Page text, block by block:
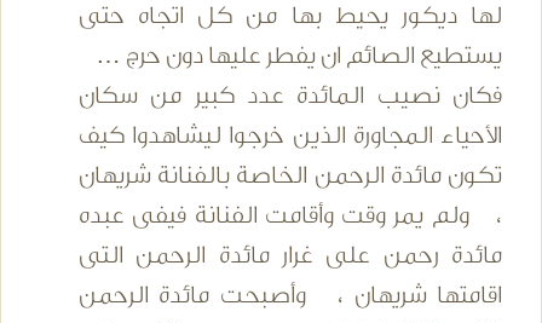
لها ديكور يحيط بها من كل اتجاه حتى
يستطيع الصائم ان يفطر عليها دون حرج …
فكان نصيب المائدة عدد كبير من سكان
الأحياء المجاورة الذين خرجوا ليشاهدوا كيف
تكون مائدة الرحمن الخاصة بالفنانة شريهان
، ولم يمر وقت وأقامت الفنانة فيفى عبده
مائدة رحمن على غرار مائدة الرحمن التى
اقامتها شريهان ، وأصبحت مائدة الرحمن